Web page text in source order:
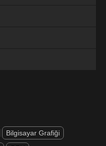
Bilgisayar Grafiği